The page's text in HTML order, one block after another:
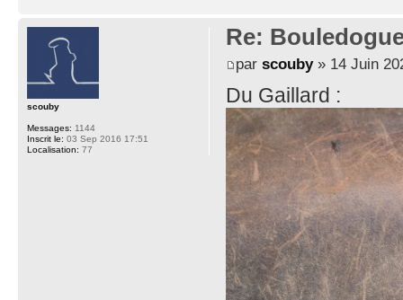
Re:
par scouby» 14 Juin
Du Gaillard :
scouby
Messages: 1144
Inscrit le: 03 Sep 2016 17:51
Localisation: 77